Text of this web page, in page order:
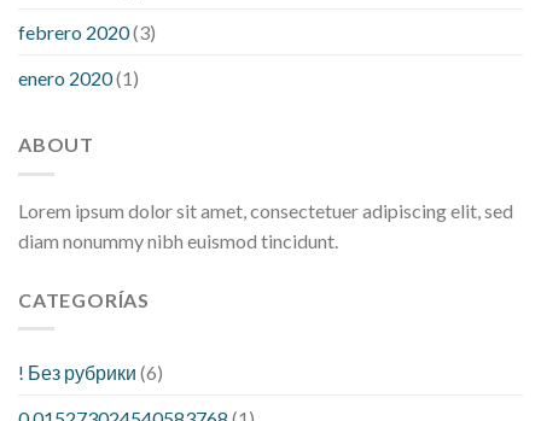
febrero 2020(3)
enero 2020(1)
ABOUT
Lorem ipsum dolor sit amet, consectetuer adipiscing elit, sed
diam nonummy nibh euismod tincidunt.
CATEGORÍAS
! Без рубрики (6)